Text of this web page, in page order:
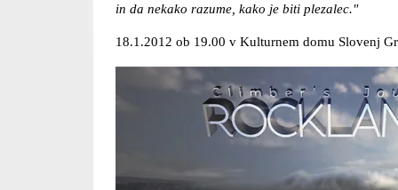
in da nekako razume, kako je biti plezalec."
18.1.2012 ob 19.00 v Kulturnem domu Slovenj